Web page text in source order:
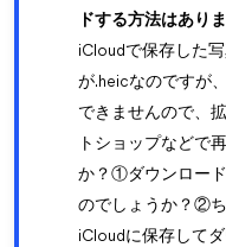
ドする方法はあり
iCloudで保存した
が.heicなのですが
できませんので、
トショップなどで
か？①ダウンロー
のでしょうか？②
iCloudに保存して